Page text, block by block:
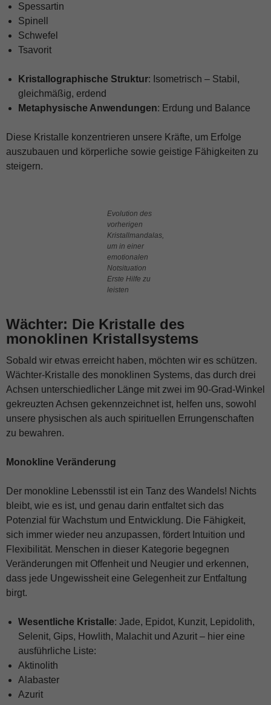
Spessartin
Spinell
Schwefel
Tsavorit
Kristallographische Struktur: Isometrisch – Stabil,
gleichmäßig, erdend
Metaphysische Anwendungen: Erdung und Balance
Diese Kristalle konzentrieren unsere Kräfte, um Erfolge
auszubauen und körperliche sowie geistige Fähigkeiten zu
steigern.
Evolution des
vorherigen
Kristallmandalas,
um in einer
emotionalen
Notsituation
Erste Hilfe zu
leisten
Wächter: Die Kristalle des
monoklinen Kristallsystems
Sobald wir etwas erreicht haben, möchten wir es schützen.
Wächter-Kristalle des monoklinen Systems, das durch drei
Achsen unterschiedlicher Länge mit zwei im 90-Grad-Winkel
gekreuzten Achsen gekennzeichnet ist, helfen uns, sowohl
unsere physischen als auch spirituellen Errungenschaften
zu bewahren.
Monokline Veränderung
Der monokline Lebensstil ist ein Tanz des Wandels! Nichts
bleibt, wie es ist, und genau darin entfaltet sich das
Potenzial für Wachstum und Entwicklung. Die Fähigkeit,
sich immer wieder neu anzupassen, fördert Intuition und
Flexibilität. Menschen in dieser Kategorie begegnen
Veränderungen mit Offenheit und Neugier und erkennen,
dass jede Ungewissheit eine Gelegenheit zur Entfaltung
birgt.
Wesentliche Kristalle: Jade, Epidot, Kunzit, Lepidolith,
Selenit, Gips, Howlith, Malachit und Azurit – hier eine
ausführliche Liste:
Aktinolith
Alabaster
Azurit